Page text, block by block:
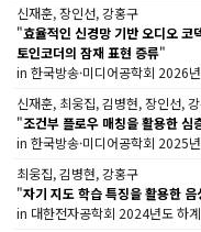
신재훈, 장인선, 강홍구
"효율적인 신경망 기반 오디오 코
토인코더의 잠재 표현 증류"
in 한국방송·미디어공학회 2026
신재훈, 최웅집, 김병현, 장인선,
"조건부 플로우 매칭을 활용한 심
in 한국방송·미디어공학회 2025
최웅집, 김병현, 강홍구
"자기 지도 학습 특징을 활용한
in 대한전자공학회 2024년도 하